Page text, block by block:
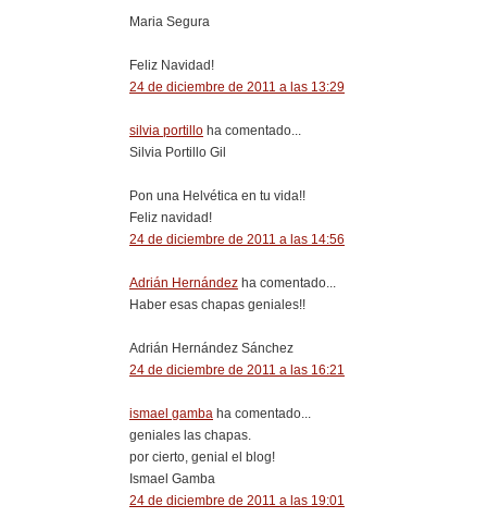
Maria Segura
Feliz Navidad!
24 de diciembre de 2011 a las 13:29
silvia portillo ha comentado...
Silvia Portillo Gil
Pon una Helvética en tu vida!!
Feliz navidad!
24 de diciembre de 2011 a las 14:56
Adrián Hernández ha comentado...
Haber esas chapas geniales!!
Adrián Hernández Sánchez
24 de diciembre de 2011 a las 16:21
ismael gamba ha comentado...
geniales las chapas.
por cierto, genial el blog!
Ismael Gamba
24 de diciembre de 2011 a las 19:01